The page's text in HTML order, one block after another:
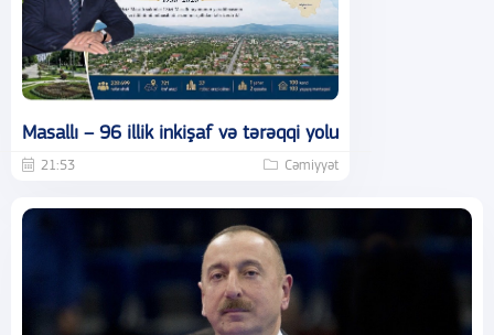
Masallı – 96 illik inkişaf və tərəqqi yolu
21:53 Cəmiyyət